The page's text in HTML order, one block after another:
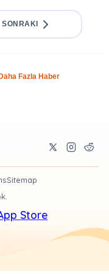
SONRAKI
Daha Fazla Haber
Sitemap